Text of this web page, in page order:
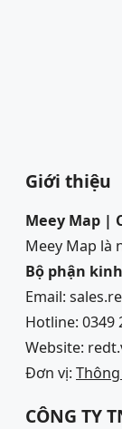
Giới thiệu
Meey Map |
Meey Map là
Bộ phận
Email:
Hotline: 0349
Website:
Đơn vị:
CÔNG TY